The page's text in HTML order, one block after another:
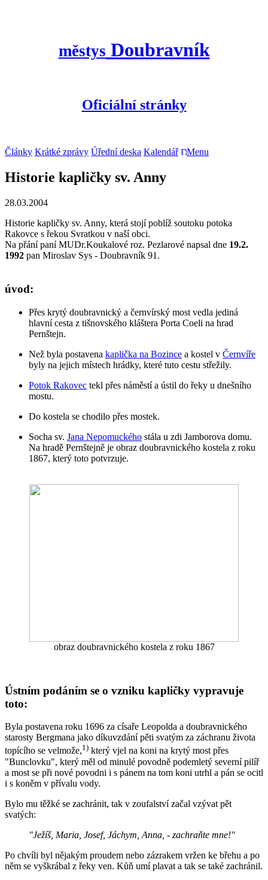
městys Doubravník
Oficiální stránky
Články Krátké zprávy Úřední deska Kalendář Menu
Historie kapličky sv. Anny
28.03.2004
Historie kapličky sv. Anny, která stojí poblíž soutoku potoka
Rakovce s řekou Svratkou v naší obci.
Na přání paní MUDr.Koukalové roz. Pezlarové napsal dne 19.2.
1992 pan Miroslav Sys - Doubravník 91.
úvod:
Přes krytý doubravnický a černvírský most vedla jediná
hlavní cesta z tišnovského kláštera Porta Coeli na hrad
Pernštejn.
Než byla postavena kaplička na Bozince a kostel v Černvíře
byly na jejich místech hrádky, které tuto cestu střežily.
Potok Rakovec tekl přes náměstí a ústil do řeky u dnešního
mostu.
Do kostela se chodilo přes mostek.
Socha sv. Jana Nepomuckého stála u zdi Jamborova domu.
Na hradě Pernštejně je obraz doubravnického kostela z roku
1867, který toto potvrzuje.
obraz doubravnického kostela z roku 1867
Ústním podáním se o vzniku kapličky vypravuje
toto:
Byla postavena roku 1696 za císaře Leopolda a doubravnického
starosty Bergmana jako díkuvzdání pěti svatým za záchranu života
topícího se velmože,1) který vjel na koni na krytý most přes
"Bunclovku", který měl od minulé povodně podemletý severní pilíř
a most se při nové povodni i s pánem na tom koni utrhl a pán se ocitl
i s koněm v přívalu vody.
Bylo mu těžké se zachránit, tak v zoufalství začal vzývat pět
svatých:
"Ježíš, Maria, Josef, Jáchym, Anna, - zachraňte mne!"
Po chvíli byl nějakým proudem nebo zázrakem vržen ke břehu a po
něm se vyškrábal z řeky ven. Kůň umí plavat a tak se také zachránil.